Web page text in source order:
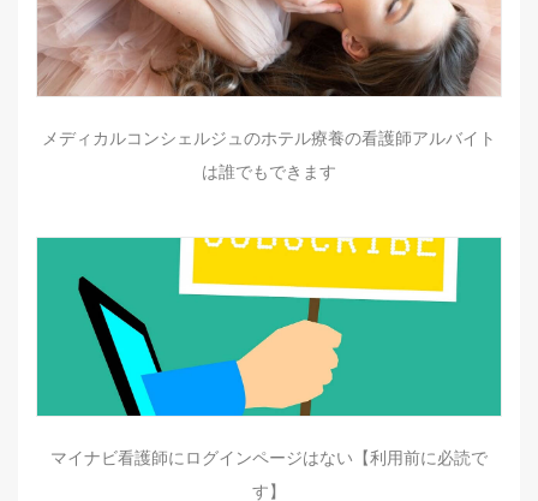
メディカルコンシェルジュのホテル療養の看護師アルバイト
は誰でもできます
マイナビ看護師にログインページはない【利用前に必読で
す】